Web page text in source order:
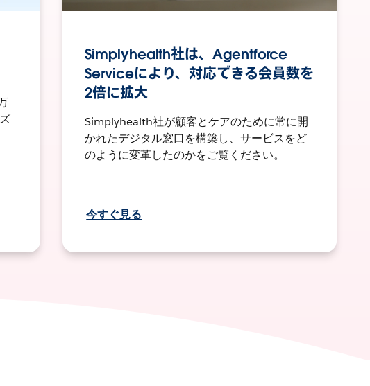
Simplyhealth社は、Agentforce
Serviceにより、対応できる会員数を
2倍に拡大
Simplyhealth社が顧客とケアのために常に開
かれたデジタル窓口を構築し、サービスをど
のように変革したのかをご覧ください。
今すぐ見る